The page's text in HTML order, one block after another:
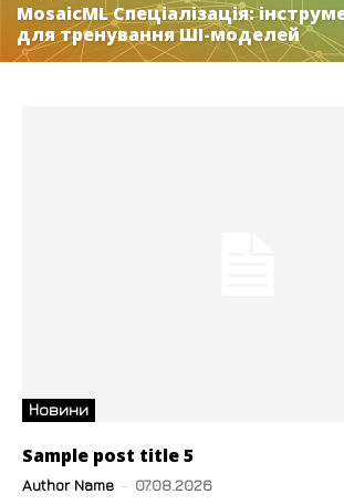
MosaicML Спеціалізація:
для тренування ШІ-моделей
Новини
Sample post title 5
Author Name - 07.08.2026